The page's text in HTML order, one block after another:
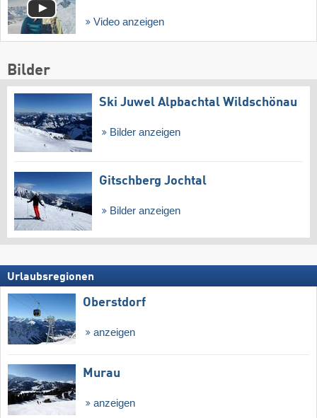
Video anzeigen
Bilder
Ski Juwel Alpbachtal Wildschönau
Bilder anzeigen
Gitschberg Jochtal
Bilder anzeigen
Urlaubsregionen
Oberstdorf
anzeigen
Murau
anzeigen